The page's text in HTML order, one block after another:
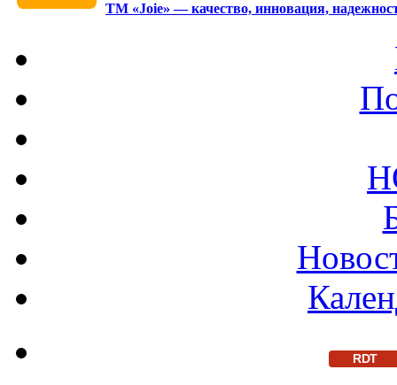
ТМ «Joie» — качество, инновация,
RDT